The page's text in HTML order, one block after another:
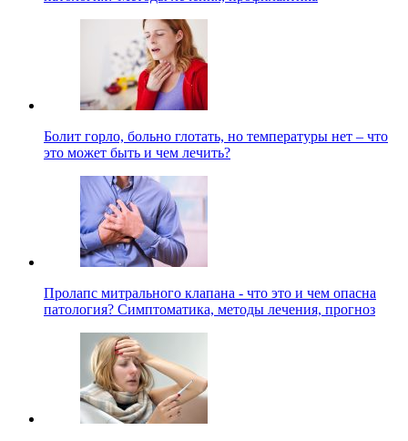
Болит горло, больно глотать, но температуры нет – что
это может быть и чем лечить?
Пролапс митрального клапана - что это и чем опасна
патология? Симптоматика, методы лечения, прогноз